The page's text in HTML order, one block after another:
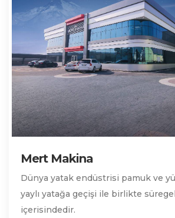
Mert Makina
Dünya yatak endüstrisi pamuk ve
yaylı yatağa geçişi ile birlikte
içerisindedir.